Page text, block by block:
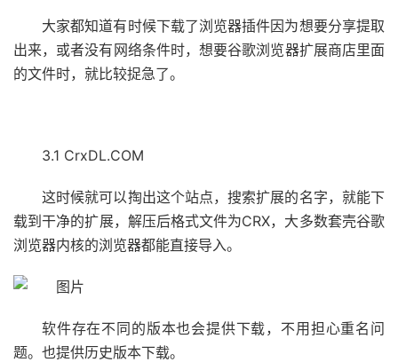
大家都知道有时候下载了浏览器插件因为想要分享提取
出来，或者没有网络条件时，想要谷歌浏览器扩展商店里面
的文件时，就比较捉急了。
3.1 CrxDL.COM
这时候就可以掏出这个站点，搜索扩展的名字，就能下
载到干净的扩展，解压后格式文件为CRX，大多数套壳谷歌
浏览器内核的浏览器都能直接导入。
软件存在不同的版本也会提供下载，不用担心重名问
题。也提供历史版本下载。